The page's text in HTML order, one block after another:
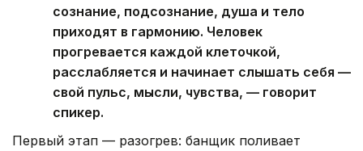
сознание, подсознание, душа и тело
приходят в гармонию. Человек
прогревается каждой клеточкой,
расслабляется и начинает слышать себя —
свой пульс, мысли, чувства, — говорит
спикер.
Первый этап — разогрев: банщик поливает